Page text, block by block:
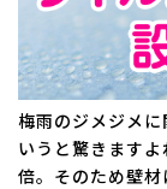
梅雨のジメジメ
いうと驚きます
倍。そのため壁